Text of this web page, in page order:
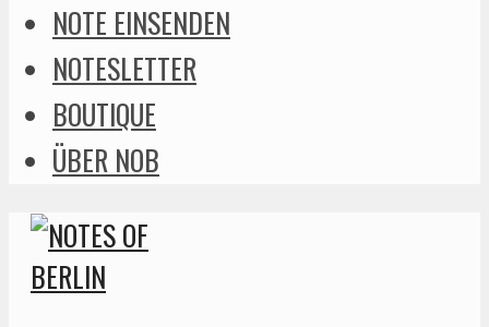
NOTE EINSENDEN
NOTESLETTER
BOUTIQUE
ÜBER NOB